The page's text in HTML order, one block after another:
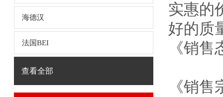
海德汉
法国BEI
查看全部
实惠的
好的质
《销
《销